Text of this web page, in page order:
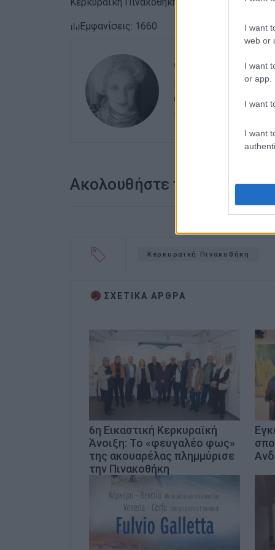
I want
web or
I want
or app.
I want
I want
Κερκυραϊκή Πινακοθήκη, Ιωάννου Θεοτόκη
Εμφανίσεις: 1660
ΕΛΕΝΗ ΚΟΡΩΝΑΚΗ
Εργάζεται στις
ευθύνης. Ειδικεύεται
Ακολουθήστε το enimerosi
Κερκυραϊκή Πινακοθήκη
ΣΧΕΤΙΚA AΡΘΡΑ
6η Εικαστική Κερκυραϊκή
Άνοιξη: Το «φευγαλέο φως»
της ακουαρέλας πλημμύρισε
την Πινακοθήκη